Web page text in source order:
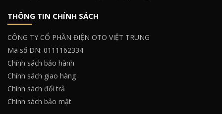
THÔNG TIN CHÍNH SÁCH
CÔNG TY CỔ PHẦN ĐIỆN OTO VIỆT TRUNG
Mã số DN: 0111162334
Chính sách bảo hành
Chính sách giao hàng
Chính sách đổi trả
Chính sách bảo mật